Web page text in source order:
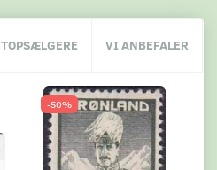
TOPSÆLGERE VI ANBEFALER
-50%